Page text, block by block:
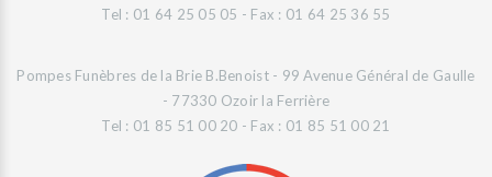
Tel : 01 64 25 05 05 - Fax : 01 64 25 36 55
Pompes Funèbres de la Brie B.Benoist - 99 Avenue Général de Gaulle
- 77330 Ozoir la Ferrière
Tel : 01 85 51 00 20 - Fax : 01 85 51 00 21